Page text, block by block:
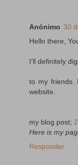
Anónimo 30
Hello there,
I’ll definitely
to my friends.
website.
my blog post;
Here is my
Responder